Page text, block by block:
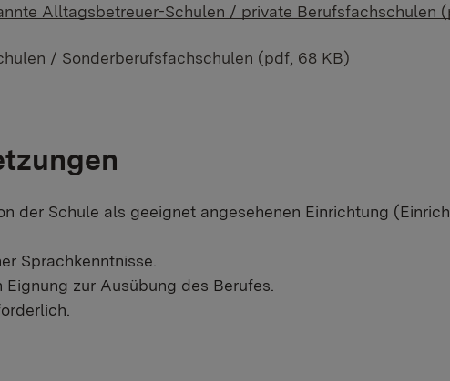
Alltagsbetreuer-Schulen / private Berufsfachschulen
/ Sonderberufsfachschulen (pdf, 68 KB)
der Schule als geeignet angesehenen Einrichtung
Sprachkenntnisse.
zur Ausübung des Berufes.